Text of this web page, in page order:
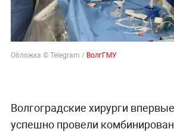
Обложка © Telegram / ВолгГМУ
Волгоградские хирурги
успешно провели